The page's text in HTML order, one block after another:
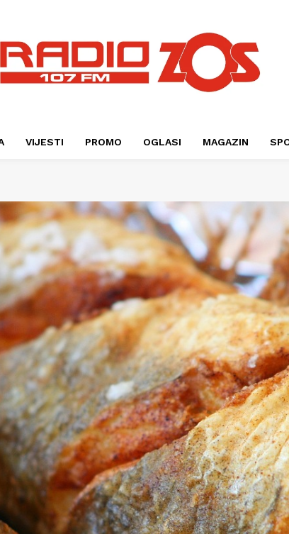
VIJESTI PROMO OGLASI MAGAZIN